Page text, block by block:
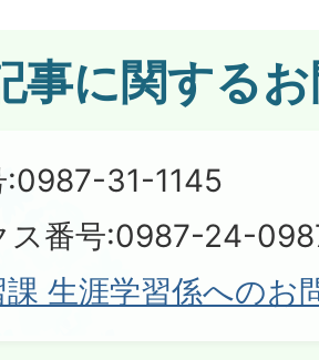
事に関する
:0987-31-1145
ス番号:0987-24-
生涯学習係へのお